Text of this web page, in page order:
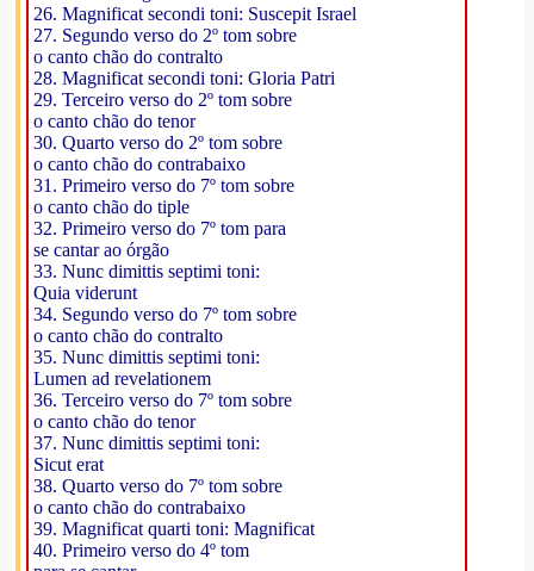
26. Magnificat secondi toni: Suscepit Israel
27. Segundo verso do 2º tom sobre
o canto chão do contralto
28. Magnificat secondi toni: Gloria Patri
29. Terceiro verso do 2º tom sobre
o canto chão do tenor
30. Quarto verso do 2º tom sobre
o canto chão do contrabaixo
31. Primeiro verso do 7º tom sobre
o canto chão do tiple
32. Primeiro verso do 7º tom para
se cantar ao órgão
33. Nunc dimittis septimi toni:
Quia viderunt
34. Segundo verso do 7º tom sobre
o canto chão do contralto
35. Nunc dimittis septimi toni:
Lumen ad revelationem
36. Terceiro verso do 7º tom sobre
o canto chão do tenor
37. Nunc dimittis septimi toni:
Sicut erat
38. Quarto verso do 7º tom sobre
o canto chão do contrabaixo
39. Magnificat quarti toni: Magnificat
40. Primeiro verso do 4º tom